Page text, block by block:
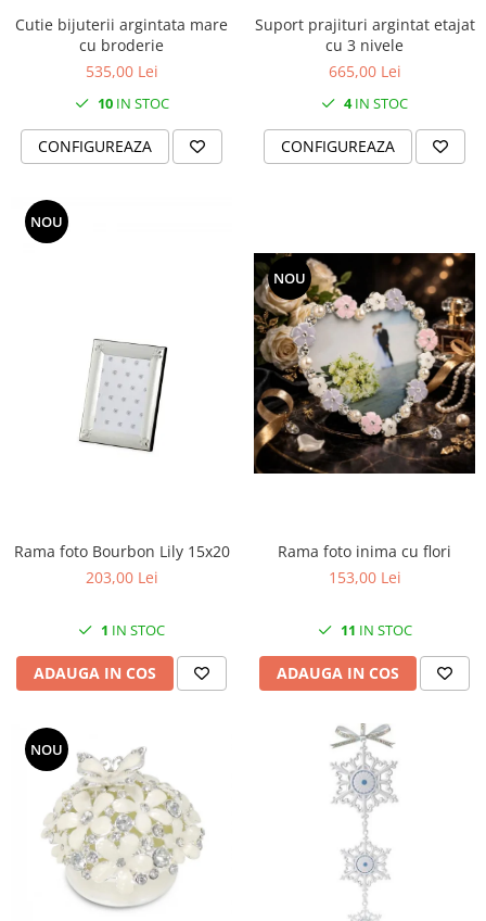
ARRIS
CELESTIAL PLATINUM
CORNUCOPIA
INTAGLIO
JASPER CONRAN GOLD
RENAISSANCE GOLD
BUTTERFLY BLOOM
OLD COUNTRY ROSES
CHINOISERIE WHITE
JASPER CONRAN WHITE
GILDED MUSE
SERENDIPITY GOLD
SERENDIPITY PLATINUM
CELESTIAL
BLUE LILY
HIBISCUS
FLORENTINE TURQUOISE
ANTHEMION GREY
ORCHARD
CREATURES OF CURIOSITY
Cutie bijuterii argintata mare
cu broderie
535,00 Lei
10IN STOC
CONFIGUREAZA
Suport prajituri argintat etajat
cu 3 nivele
665,00 Lei
4IN STOC
CONFIGUREAZA
NOU
Rama foto Bourbon Lily 15x20
203,00 Lei
1 IN STOC
ADAUGA IN COS
NOU
Rama foto inima cu flori
153,00 Lei
11 IN STOC
ADAUGA IN COS
NOU